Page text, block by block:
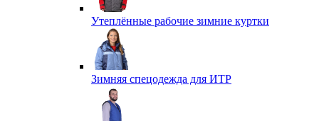
Утеплённые рабочие зимние куртки
Зимняя спецодежда для ИТР